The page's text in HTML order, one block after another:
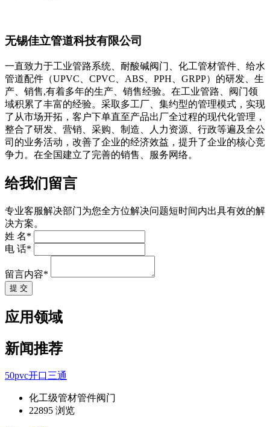
无锡佳立管道科技有限公司
一直致力于工业管路系统、耐酸碱阀门、化工管材管件、给水
管道配件（UPVC、CPVC、ABS、PPH、GRPP）的研发、生
产、销售,有着多年的生产、销售经验。在工业管路、阀门领
域积累了丰富的经验。采取多工厂、集约型的管理模式，实现
了从市场开拓，客户下单直至产品出厂全过程的现代化管理，
整合了研发、营销、采购、制造、人力资源、行政等遍及全公
司的业务活动，改善了企业的经济效益，提升了企业的核心竞
争力。在全国建立了完善的销售、服务网络。
给我们留言
专业客服解决部门为您全方位解决问题短时间内出具有效的解
决方案。
姓 名*
电 话*
留言内容*
提 交
应用领域
新闻推荐
50pvc开口三通
化工级管材管件阀门
22895 浏览